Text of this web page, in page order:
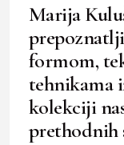
Marija
formom,
tehnikama
kolekciji
prethodnih